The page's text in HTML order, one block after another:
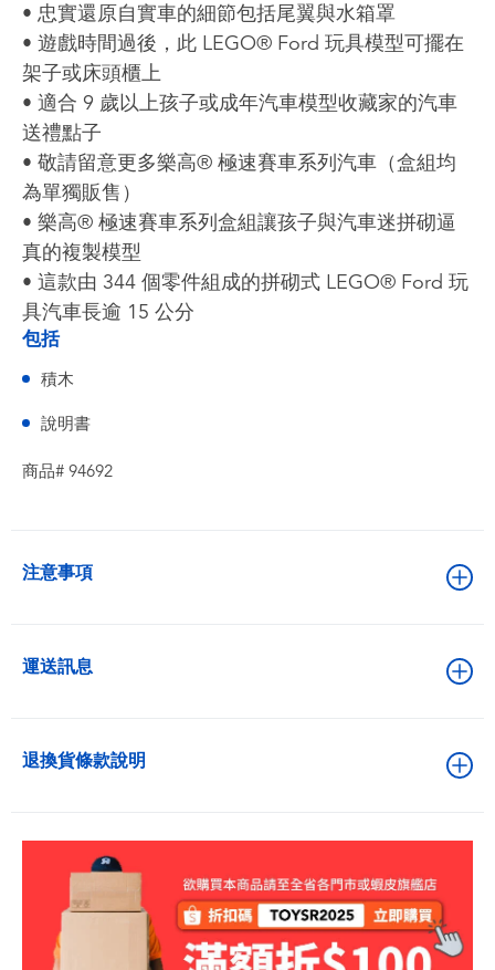
• 忠實還原自實車的細節包括尾翼與水箱罩
• 遊戲時間過後，此 LEGO® Ford 玩具模型可擺在
架子或床頭櫃上
• 適合 9 歲以上孩子或成年汽車模型收藏家的汽車
送禮點子
• 敬請留意更多樂高® 極速賽車系列汽車（盒組均
為單獨販售）
• 樂高® 極速賽車系列盒組讓孩子與汽車迷拼砌逼
真的複製模型
• 這款由 344 個零件組成的拼砌式 LEGO® Ford 玩
具汽車長逾 15 公分
包括
積木
說明書
商品# 94692
注意事項
運送訊息
退換貨條款說明